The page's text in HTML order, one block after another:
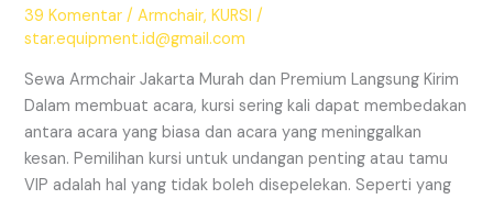
39 Komentar /Armchair,KURSI /
star.equipment.id@gmail.com
Sewa Armchair Jakarta Murah dan Premium Langsung Kirim
Dalam membuat acara, kursi sering kali dapat membedakan
antara acara yang biasa dan acara yang meninggalkan
kesan. Pemilihan kursi untuk undangan penting atau tamu
VIP adalah hal yang tidak boleh disepelekan. Seperti yang